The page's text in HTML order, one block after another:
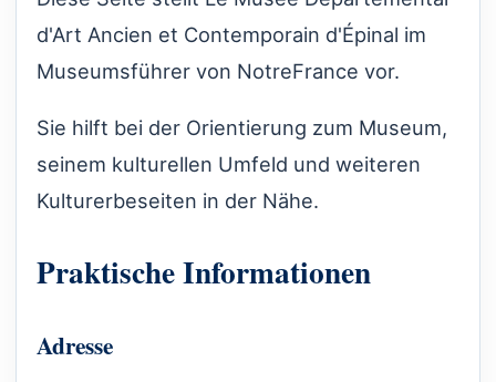
d'Art Ancien et Contemporain d'Épinal im
Museumsführer von NotreFrance vor.
Sie hilft bei der Orientierung zum Museum,
seinem kulturellen Umfeld und weiteren
Kulturerbeseiten in der Nähe.
Praktische Informationen
Adresse